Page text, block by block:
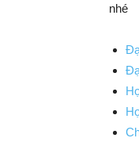
nhé